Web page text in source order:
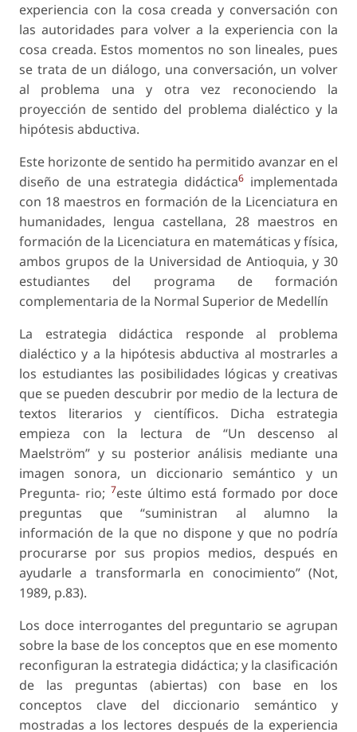
experiencia con la cosa creada y conversación con
las autoridades para volver a la experiencia con la
cosa creada. Estos momentos no son lineales, pues
se trata de un diálogo, una conversación, un volver
al problema una y otra vez reconociendo la
proyección de sentido del problema dialéctico y la
hipótesis abductiva.
Este horizonte de sentido ha permitido avanzar en el
diseño de una estrategia didáctica6 implementada
con 18 maestros en formación de la Licenciatura en
humanidades, lengua castellana, 28 maestros en
formación de la Licenciatura en matemáticas y física,
ambos grupos de la Universidad de Antioquia, y 30
estudiantes del programa de formación
complementaria de la Normal Superior de Medellín
La estrategia didáctica responde al problema
dialéctico y a la hipótesis abductiva al mostrarles a
los estudiantes las posibilidades lógicas y creativas
que se pueden descubrir por medio de la lectura de
textos literarios y científicos. Dicha estrategia
empieza con la lectura de “Un descenso al
Maelström” y su posterior análisis mediante una
imagen sonora, un diccionario semántico y un
Pregunta- rio; 7este último está formado por doce
preguntas que “suministran al alumno la
información de la que no dispone y que no podría
procurarse por sus propios medios, después en
ayudarle a transformarla en conocimiento” (Not,
1989, p.83).
Los doce interrogantes del preguntario se agrupan
sobre la base de los conceptos que en ese momento
reconfiguran la estrategia didáctica; y la clasificación
de las preguntas (abiertas) con base en los
conceptos clave del diccionario semántico y
mostradas a los lectores después de la experiencia